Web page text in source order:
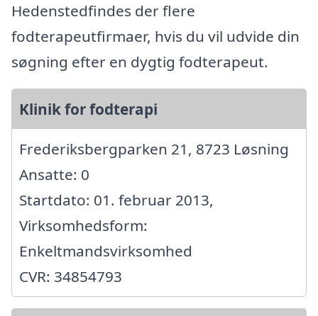
Hedenstedfindes der flere
fodterapeutfirmaer, hvis du vil udvide din
søgning efter en dygtig fodterapeut.
Klinik for fodterapi
Frederiksbergparken 21, 8723 Løsning
Ansatte: 0
Startdato: 01. februar 2013,
Virksomhedsform:
Enkeltmandsvirksomhed
CVR: 34854793